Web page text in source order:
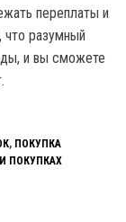
переплаты и
разумный
и вы сможете
, ПОКУПКА
ПОКУПКАХ